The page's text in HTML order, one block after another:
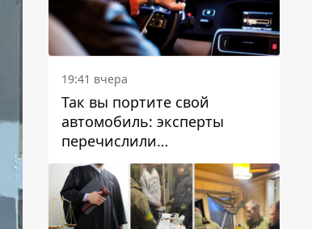
19:41 вчера
Так вы портите свой
автомобиль: эксперты
перечислили
распространенные
привычки водителей,
которые на самом деле
вредят машине